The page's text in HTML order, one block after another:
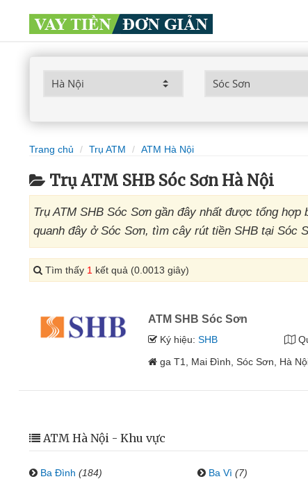
Trang chủ Trụ ATM ATM Hà Nội
Trụ ATM SHB Sóc Sơn Hà Nội
Trụ ATM SHB Sóc Sơn gần đây nhất được tổng
quanh đây ở Sóc Sơn, tìm cây rút tiền SHB tại Sóc
Tìm thấy 1 kết quả (0.0013 giây)
ATM SHB Sóc Sơn
Ký hiệu:SHB
ga T1, Mai Đình, Sóc Sơn, Hà
ATM Hà Nội - Khu vực
Ba Đình (184) Ba Vì (7)